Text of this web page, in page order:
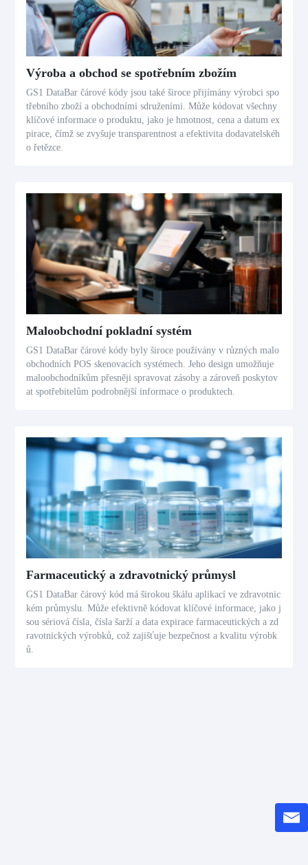
Výroba a obchod se spotřebním zbožím
GS1 DataBar čárové kódy jsou také široce přijímány výrobci spo
třebního zboží a obchodními sdruženími. Může kódovat všechny
klíčové informace o produktu, jako je hmotnost, cena a datum ex
pirace, čímž se zvyšuje transparentnost a efektivita dodavatelskéh
o řetězce.
Maloobchodní pokladní systém
GS1 DataBar čárové kódy byly široce používány v různých malo
obchodních POS skenovacích systémech. Jeho design umožňuje
maloobchodníkům přesněji spravovat zásoby a zároveň poskytov
at spotřebitelům podrobnější informace o produktech.
Farmaceutický a zdravotnický průmysl
GS1 DataBar čárový kód má širokou škálu aplikací ve zdravotnic
kém průmyslu. Může efektivně kódovat klíčové informace, jako j
sou sériová čísla, čísla šarží a data expirace farmaceutických a zd
ravotnických výrobků, což zajišťuje bezpečnost a kvalitu výrobk
ů.